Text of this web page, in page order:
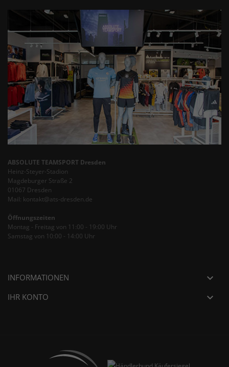
ABSOLUTE TEAMSPORT Dresden
Heinz-Steyer-Stadion
Magdeburger Straße 2
01067 Dresden
Mail: kontakt@ats-dresden.de
Öffnungszeiten
Montag - Freitag von 11:00 - 19:00 Uhr
Samstag von 10:00 - 14:00 Uhr
INFORMATIONEN 
IHR KONTO 